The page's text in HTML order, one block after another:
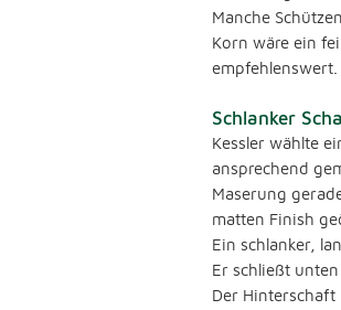
Manche
Korn wäre ein
Schlanker
Kessler wählte
ansprechend
Maserung
matten Finish
Ein schlanker,
Er schließt
Der Hinterschaft